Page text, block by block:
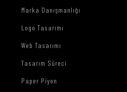
Marka Danışmanlığı
Logo Tasarımı
Web Tasarımı
Tasarım Süreci
Paper Piyon